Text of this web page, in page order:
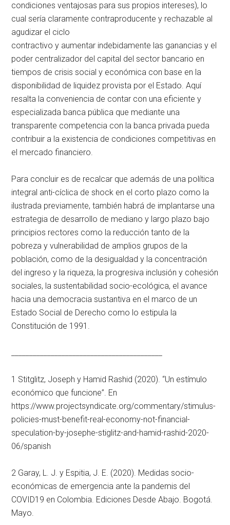
condiciones ventajosas para sus propios intereses), lo
cual sería claramente contraproducente y rechazable al
agudizar el ciclo
contractivo y aumentar indebidamente las ganancias y el
poder centralizador del capital del sector bancario en
tiempos de crisis social y económica con base en la
disponibilidad de liquidez provista por el Estado. Aquí
resalta la conveniencia de contar con una eficiente y
especializada banca pública que mediante una
transparente competencia con la banca privada pueda
contribuir a la existencia de condiciones competitivas en
el mercado financiero.
Para concluir es de recalcar que además de una política
integral anti-cíclica de shock en el corto plazo como la
ilustrada previamente, también habrá de implantarse una
estrategia de desarrollo de mediano y largo plazo bajo
principios rectores como la reducción tanto de la
pobreza y vulnerabilidad de amplios grupos de la
población, como de la desigualdad y la concentración
del ingreso y la riqueza, la progresiva inclusión y cohesión
sociales, la sustentabilidad socio-ecológica, el avance
hacia una democracia sustantiva en el marco de un
Estado Social de Derecho como lo estipula la
Constitución de 1991.
1 Stitglitz, Joseph y Hamid Rashid (2020). “Un estímulo
económico que funcione”. En
https://www.projectsyndicate.org/commentary/stimulus-
policies-must-benefit-real-economy-not-financial-
speculation-by-josephe-stiglitz-and-hamid-rashid-2020-
06/spanish
2 Garay, L. J. y Espitia, J. E. (2020). Medidas socio-
económicas de emergencia ante la pandemis del
COVID19 en Colombia. Ediciones Desde Abajo. Bogotá.
Mayo.